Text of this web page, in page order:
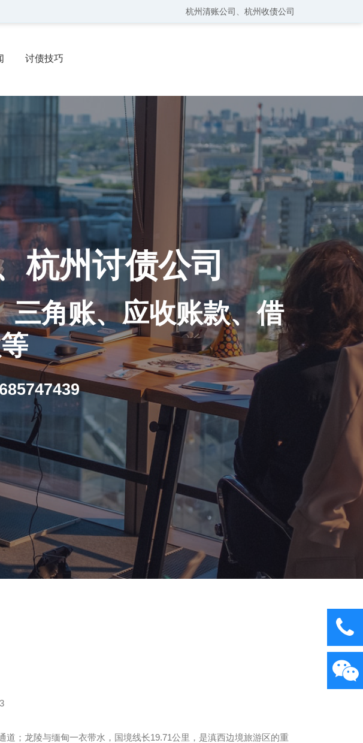
杭州清账公司 杭州收债公司
讨债技巧
杭州讨债公司
三角账、应收账款、借
道；龙陵与缅甸一衣带水，国境线长19.71公里，是滇西边境旅游区的重